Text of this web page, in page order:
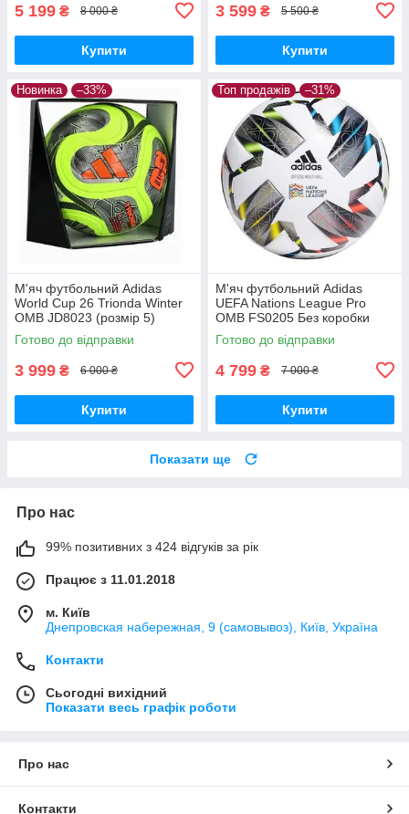
5 199 ₴ 8 000 ₴
Купити
3 599 ₴ 5 500 ₴
Купити
Новинка –33%
М'яч футбольний Adidas
World Cup 26 Trionda Winter
OMB JD8023 (розмір 5)
Готово до відправки
3 999 ₴ 6 000 ₴
Купити
Топ продажів –31%
М'яч футбольний Adidas
UEFA Nations League Pro
OMB FS0205 Без коробки
(розмір 5)
Готово до відправки
4 799 ₴ 7 000 ₴
Купити
Показати ще
Про нас
99% позитивних з 424 відгуків за рік
Працює з 11.01.2018
м. Київ
Днепровская набережная, 9 (самовывоз), Київ, Україна
Контакти
Сьогодні вихідний
Показати весь графік роботи
Про нас
Контакти